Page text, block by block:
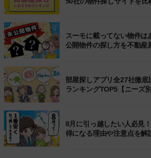
スーモに載ってない物件は
公開物件の探し方を不動産
部屋探しアプリ全27社徹底
ランキングTOP5【ニーズ別
8月に引っ越したい人必見
得になる理由や注意点を解